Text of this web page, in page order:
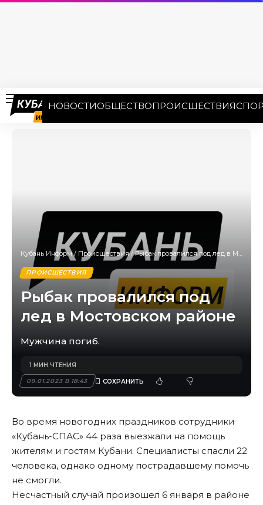
НОВОСТИОБЩЕСТВОПРОИСШЕСТВИЯ
Кубань Информ/ Происшествия/Рыбак провалился под лед в Мостовском районе
ПРОИСШЕСТВИЯ
Рыбак провалился под
лед в Мостовском районе
Мужчина погиб.
09.01.2023 В 18:43
1 МИН ЧТЕНИЯ
Во время новогодних праздников сотрудники
«Кубань-СПАС» 44 раза выезжали на помощь
жителям и гостям Кубани. Специалисты спасли 22
человека, однако одному пострадавшему помочь
не смогли.
Несчастный случай произошел 6 января в районе